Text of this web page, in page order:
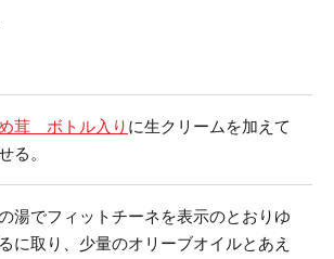
茸 ボトル入り に生クリームを加えて
る。
湯でフィットチーネを表示のとおりゆ
に取り、少量のオリーブオイルとあえ